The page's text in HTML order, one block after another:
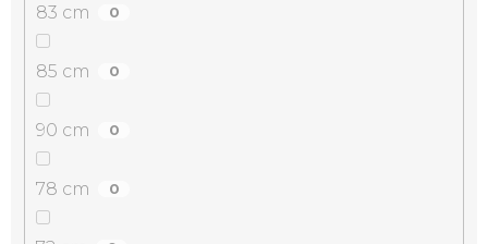
83 cm 0
85 cm 0
90 cm 0
78 cm 0